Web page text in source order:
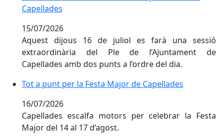
Capellades
15/07/2026
Aquest dijous 16 de juliol es farà una sessió
extraordinària del Ple de l’Ajuntament de
Capellades amb dos punts a l’ordre del dia.
Tot a punt per la Festa Major de Capellades
Tot a punt per la Festa Major de Capellades
16/07/2026
Capellades escalfa motors per celebrar la Festa
Major del 14 al 17 d’agost.